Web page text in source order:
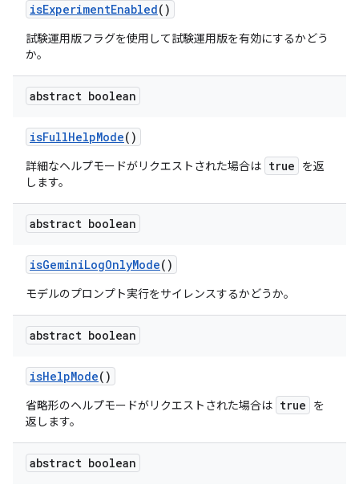
isExperimentEnabled()
試験運用版フラグを使用して試験運用版を有効にするかどう
か。
abstract boolean
isFullHelpMode()
詳細なヘルプモードがリクエストされた場合は true
を返
します。
abstract boolean
isGeminiLogOnlyMode()
モデルのプロンプト実行をサイレンスするかどうか。
abstract boolean
isHelpMode()
省略形のヘルプモードがリクエストされた場合は true
を
返します。
abstract boolean